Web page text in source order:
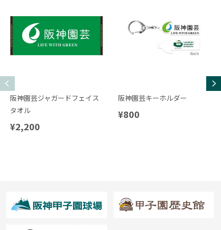
阪神園芸ジャガードフェイス
タオル
¥2,200
阪神園芸キーホルダー
¥800